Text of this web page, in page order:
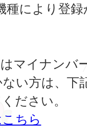
種により登
マイナンバ
い方は、下
ださい。
ちら